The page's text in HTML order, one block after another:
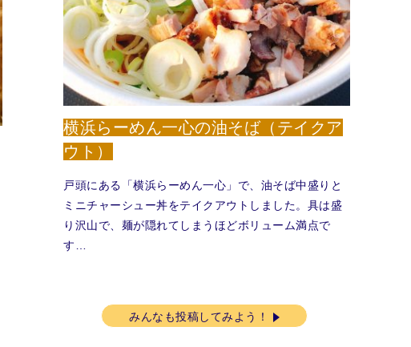
横浜らーめん一心の油そば（テイクア
ウト）
戸頭にある「横浜らーめん一心」で、油そば中盛りと
ミニチャーシュー丼をテイクアウトしました。具は盛
り沢山で、麺が隠れてしまうほどボリューム満点で
す…
みんなも投稿してみよう！